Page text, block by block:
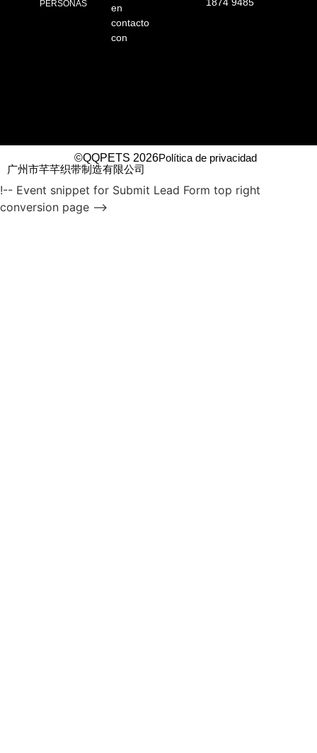
PERSONAS
en
contacto
con
1874 9485
©QQPETS 2026Política de privacidad
广州市芊芊织带制造有限公司
!-- Event snippet for Submit Lead Form top right
conversion page -->